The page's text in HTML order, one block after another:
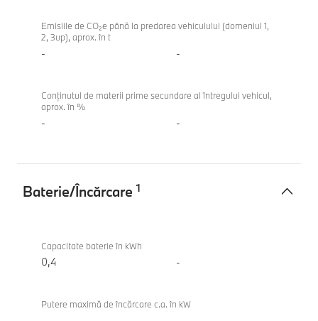
vehiculului
M340i
xDrive
Touring
Emisiile de CO₂e până la predarea vehiculului (domeniul 1,
2, 3up), aprox. în t
- -
Conținutul de materii prime secundare al întregului vehicul,
aprox. în %
- -
Baterie/Încărcare 1
Încărcare
M340i
xDrive
Capacitate baterie în kWh
0,4 -
Putere maximă de încărcare c.a. în kW